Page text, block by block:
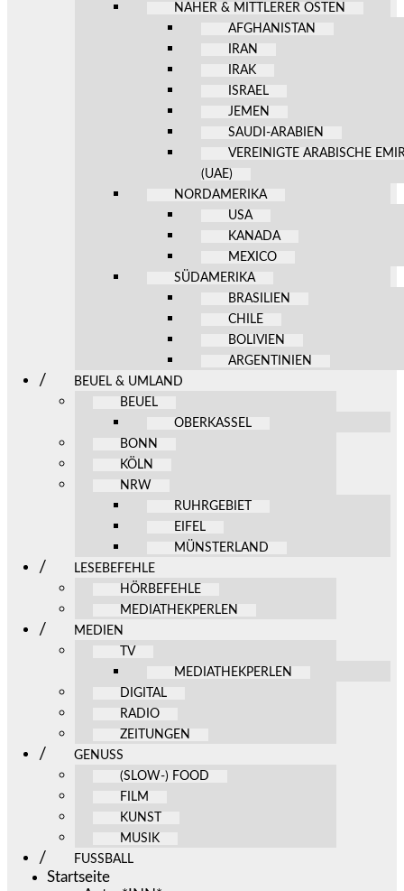
NAHER & MITTLERER OSTEN
AFGHANISTAN
IRAN
IRAK
ISRAEL
JEMEN
SAUDI-ARABIEN
VEREINIGTE ARABISCHE
(UAE)
NORDAMERIKA
USA
KANADA
MEXICO
SÜDAMERIKA
BRASILIEN
CHILE
BOLIVIEN
ARGENTINIEN
BEUEL & UMLAND
BEUEL
OBERKASSEL
BONN
KÖLN
NRW
RUHRGEBIET
EIFEL
MÜNSTERLAND
LESEBEFEHLE
HÖRBEFEHLE
MEDIATHEKPERLEN
MEDIEN
TV
MEDIATHEKPERLEN
DIGITAL
RADIO
ZEITUNGEN
GENUSS
(SLOW-) FOOD
FILM
KUNST
MUSIK
FUSSBALL
Startseite